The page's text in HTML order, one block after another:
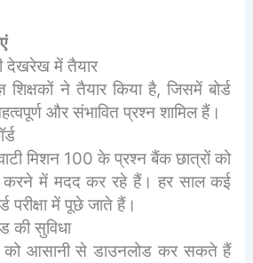
देखरेख में तैयार
शिक्षकों ने तैयार किया है, जिसमें बोर्ड
और संभावित प्रश्न शामिल हैं।
मिशन 100 के प्रश्न बैंक छात्रों को
करने में मदद कर रहे हैं। हर साल कई
परीक्षा में पूछे जाते हैं।
की सुविधा
को आसानी से डाउनलोड कर सकते हैं